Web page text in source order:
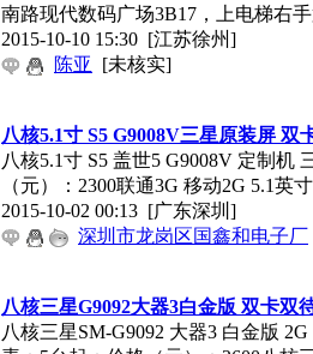
南路现代数码广场3B17，上电梯右
2015-10-10 15:30 [江苏徐州]
陈亚
[未核实]
八核5.1寸 S5 G9008V三星原装屏 双
八核5.1寸 S5 盖世5 G9008V 定制机
（元）：2300联通3G 移动2G 5.1英
2015-10-02 00:13 [广东深圳]
深圳市龙岗区国鑫和电子厂
八核三星G9092大器3白金版 双卡双
八核三星SM-G9092 大器3 白金版